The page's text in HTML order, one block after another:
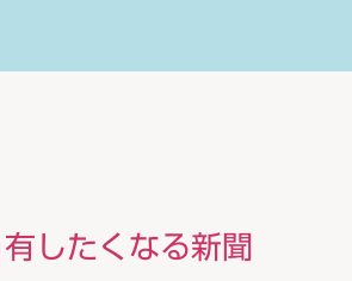
所有したくなる新聞